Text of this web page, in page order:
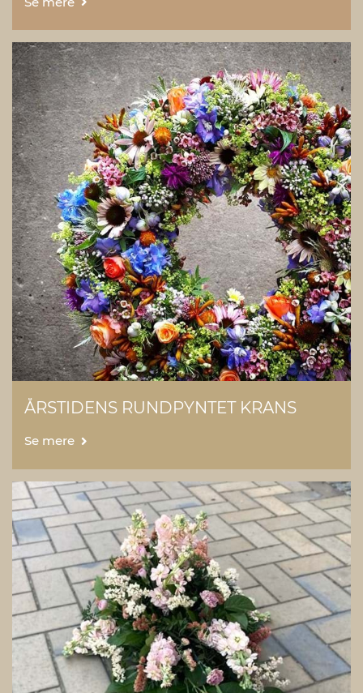
ÅRSTIDENS RUNDPYNTET KRANS
Se mere